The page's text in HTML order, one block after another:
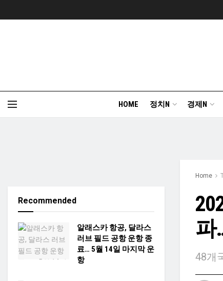
HOME 정치N 경제N
Home
파
48개
Recommended
알래스카 항공, 달라스
러브 필드 공항 운항 종
료… 5월 14일 마지막 운
항